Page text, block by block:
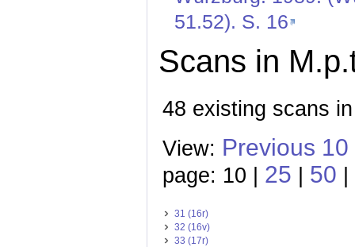
51.52). S. 16
Scans in
48 existing scans
View: Previous 10
page: 10 | 25 50
31 (16r)
32 (16v)
33 (17r)